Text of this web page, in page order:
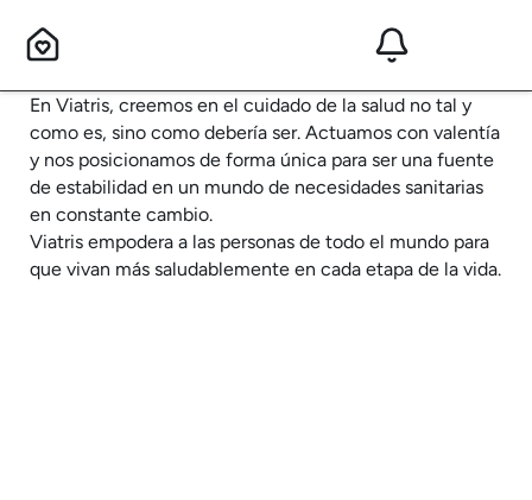
En Viatris, creemos en el cuidado de la salud no tal y
como es, sino como debería ser. Actuamos con valentía
y nos posicionamos de forma única para ser una fuente
de estabilidad en un mundo de necesidades sanitarias
en constante cambio.
Viatris empodera a las personas de todo el mundo para
que vivan más saludablemente en cada etapa de la vida.